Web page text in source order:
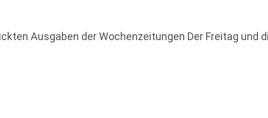
Ausgaben der Wochenzeitungen Der Freitag und